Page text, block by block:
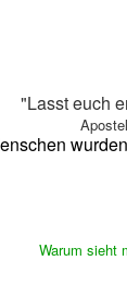
"Lasst euch
Warum sieht